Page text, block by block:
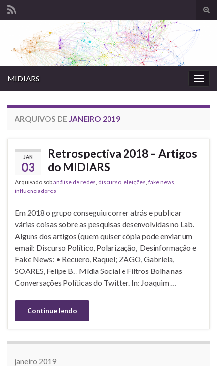
Search for:
MIDIARS
ARQUIVOS DE JANEIRO 2019
JAN
03
Retrospectiva 2018 – Artigos
do MIDIARS
Arquivado sobanálise de redes discurso eleições fake news
influenciadores
Em 2018 o grupo conseguiu correr atrás e publicar
várias coisas sobre as pesquisas desenvolvidas no Lab.
Alguns dos artigos (quem quiser cópia pode enviar um
email: Discurso Político, Polarização, Desinformação e
Fake News: • Recuero, Raquel; ZAGO, Gabriela,
SOARES, Felipe B. . Mídia Social e Filtros Bolha nas
Conversações Políticas do Twitter. In: Joaquim …
Continue lendo
janeiro 2019